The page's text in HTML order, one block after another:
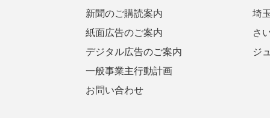
新聞のご購読案内
紙面広告のご案内
デジタル広告のご案内
一般事業主行動計画
お問い合わせ
埼
さ
ジ